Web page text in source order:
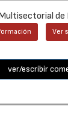
de
Ver
ver/escribir